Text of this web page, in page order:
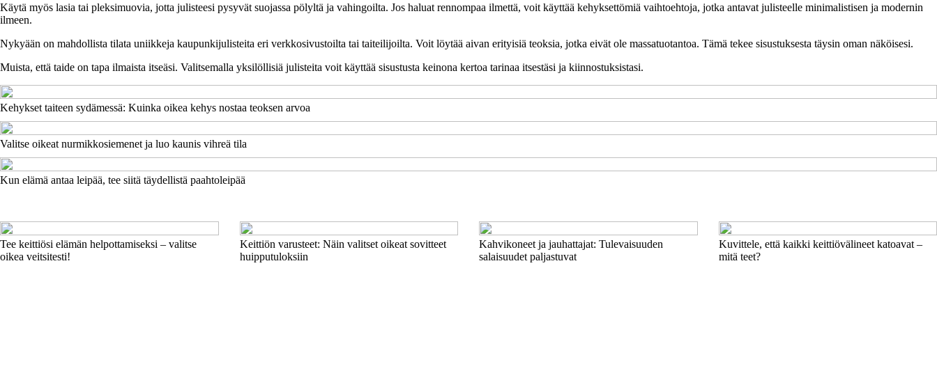
Käytä myös lasia tai pleksimuovia, jotta julisteesi pysyvät suojassa pölyltä ja vahingoilta. Jos haluat rennompaa ilmettä, voit käyttää kehyksettömiä vaihtoehtoja, jotka antavat julisteelle minimalistisen ja modernin
ilmeen.
Nykyään on mahdollista tilata uniikkeja kaupunkijulisteita eri verkkosivustoilta tai taiteilijoilta. Voit löytää aivan erityisiä teoksia, jotka eivät ole massatuotantoa. Tämä tekee sisustuksesta täysin oman näköisesi.
Muista, että taide on tapa ilmaista itseäsi. Valitsemalla yksilöllisiä julisteita voit käyttää sisustusta keinona kertoa tarinaa itsestäsi ja kiinnostuksistasi.
Kehykset taiteen sydämessä: Kuinka oikea kehys nostaa teoksen arvoa
Valitse oikeat nurmikkosiemenet ja luo kaunis vihreä tila
Kun elämä antaa leipää, tee siitä täydellistä paahtoleipää
Tee keittiösi elämän helpottamiseksi – valitse
oikea veitsitesti!
Keittiön varusteet: Näin valitset oikeat sovitteet
huipputuloksiin
Kahvikoneet ja jauhattajat: Tulevaisuuden
salaisuudet paljastuvat
Kuvittele, että kaikki keittiövälineet katoavat –
mitä teet?